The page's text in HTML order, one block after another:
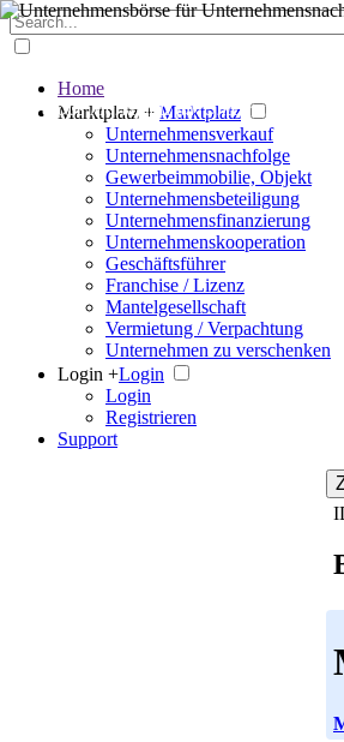
Der große Marktplatz für Unternehmen
Home
Marktplatz + Marktplatz
Unternehmensverkauf
Unternehmensnachfolge
Gewerbeimmobilie, Objekt
Unternehmensbeteiligung
Unternehmensfinanzierung
Unternehmenskooperation
Geschäftsführer
Franchise / Lizenz
Mantelgesellschaft
Vermietung / Verpachtung
Unternehmen zu verschenken
Login +Login
Login
Registrieren
Support